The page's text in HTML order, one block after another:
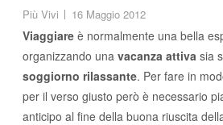
Più Vivi 16 Maggio 2012
Viaggiare è normalmente una bella
organizzando una vacanza attiva sia
soggiorno rilassante. Per fare in
per il verso giusto però è necessario
anticipo al fine della buona riuscita